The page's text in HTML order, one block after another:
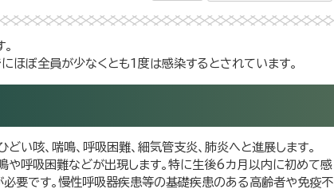
ほぼ全員が少なくとも1度は感染するとされています。
い咳、喘鳴、呼吸困難、細気管支炎、肺炎へと進展します。
呼吸困難などが出現します。特に生後6カ月以内に初めて感
要です。慢性呼吸器疾患等の基礎疾患のある高齢者や免疫不